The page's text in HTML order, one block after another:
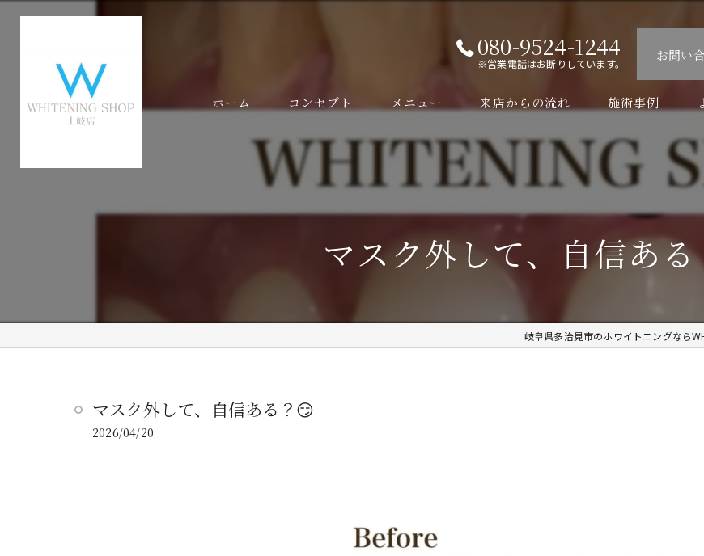
080-9524-1244
※営業電話はお断りしています。
お問い
ホーム コンセプト
代表あいさつ
メニュー 来店からの流れ 施術事例
マスク外して、自信あ
岐阜県多治見市のホワイトニングなら
マスク外して、自信ある？😏
2026/04/20